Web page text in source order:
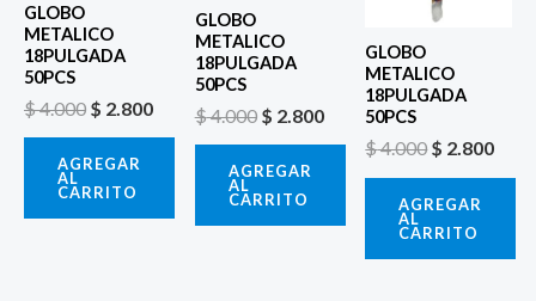
GLOBO
METALICO
18PULGADA
50PCS
$4.000 $ 2.800
AGREGAR
AL
CARRITO
GLOBO
METALICO
18PULGADA
50PCS
$4.000 $ 2.800
AGREGAR
AL
CARRITO
GLOBO
METALICO
18PULGADA
50PCS
$4.000$ 2.800
AGREGAR
AL
CARRITO